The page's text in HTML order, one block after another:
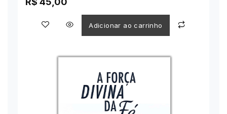
Adicionar ao carrinho